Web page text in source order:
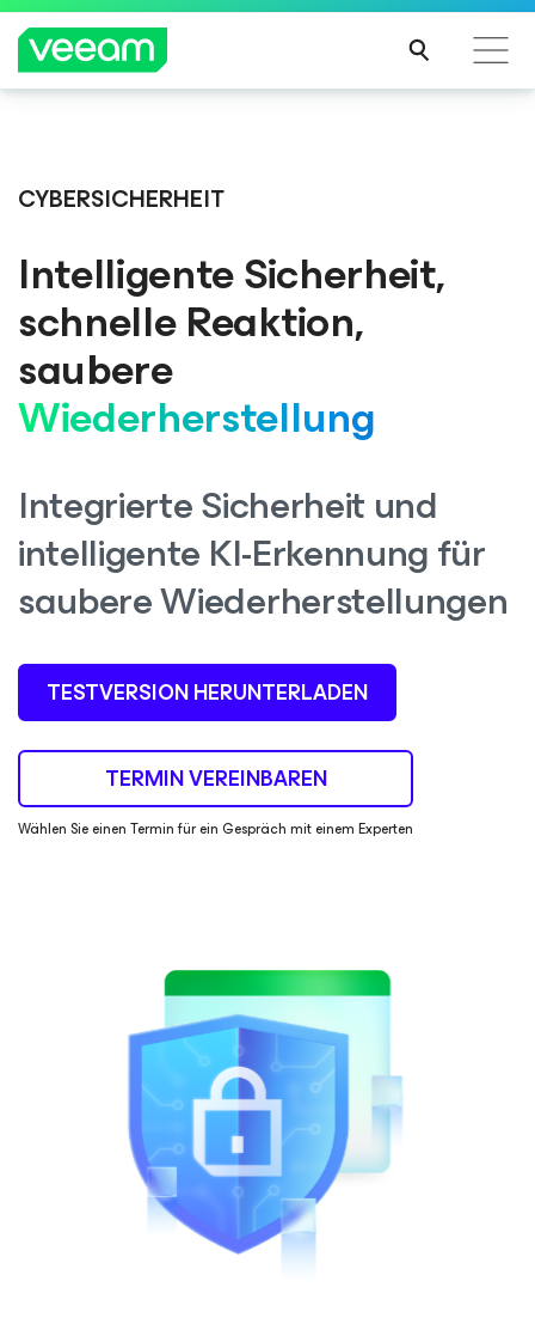
MEH
ERFA
HRE
N
CYBERSICHERHEIT
Intelligente Sicherheit,
schnelle Reaktion,
saubere
Wiederherstellung
Integrierte Sicherheit und
intelligente KI-Erkennung für
saubere Wiederherstellungen
TESTVERSION HERUNTERLADEN
TERMIN VEREINBAREN
Wählen Sie einen Termin für ein Gespräch mit einem Experten